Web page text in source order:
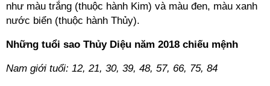
như màu trắng (thuộc hành Kim) và màu đen, màu xanh
nước biển (thuộc hành Thủy).
Những tuổi sao Thủy Diệu năm 2018 chiếu mệnh
Nam giới tuổi: 12, 21, 30, 39, 48, 57, 66, 75, 84